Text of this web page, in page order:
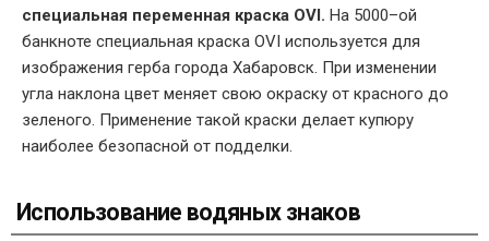
специальная переменная краска OVI. На 5000–ой
банкноте специальная краска OVI используется для
изображения герба города Хабаровск. При изменении
угла наклона цвет меняет свою окраску от красного до
зеленого. Применение такой краски делает купюру
наиболее безопасной от подделки.
Использование водяных знаков